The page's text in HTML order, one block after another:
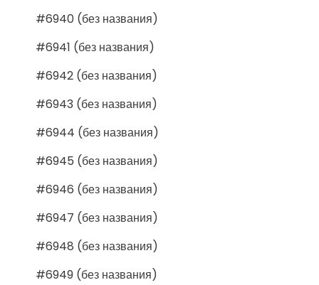
#6940 (без названия)
#6941 (без названия)
#6942 (без названия)
#6943 (без названия)
#6944 (без названия)
#6945 (без названия)
#6946 (без названия)
#6947 (без названия)
#6948 (без названия)
#6949 (без названия)